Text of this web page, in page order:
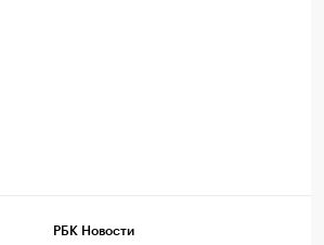
РБК Новости